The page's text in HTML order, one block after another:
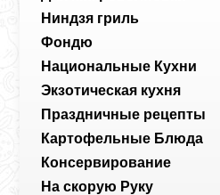
Ниндзя гриль
Фондю
Национальные Кухни
Экзотическая кухня
Праздничные рецепты
Картофельные Блюда
Консервирование
На скорую Руку